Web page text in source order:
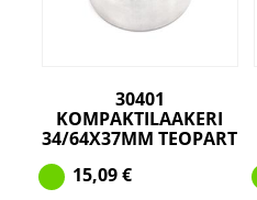
30401
KOMPAKTILAAKERI
34/64X37MM TEOPART
15,09€